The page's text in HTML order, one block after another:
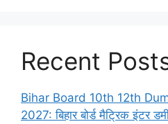
Recent
Bihar Board 10th 12th
2027: बिहार बोर्ड मैट्रिक इंटर